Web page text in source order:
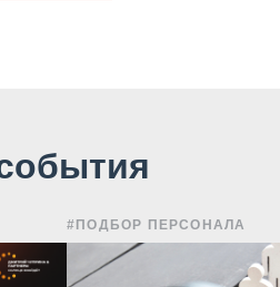
#ПОДБОР ПЕРСОНАЛА